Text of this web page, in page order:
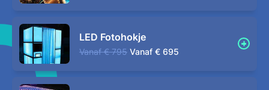
LED Fotohokje
Vanaf € 795 Vanaf € 695